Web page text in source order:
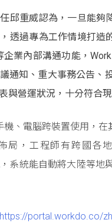
邱重威認為，一旦能夠
透過專為工作情境打造
業內部溝通功能，
通知、重大事務公告、
與營運狀況，十分符合
機、電腦跨裝置使用，
局，工程師有跨國各
系統能自動將大陸等
https://portal.workdo.co/